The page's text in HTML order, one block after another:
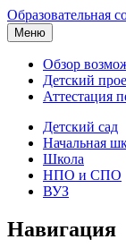
Образовательная
Меню
Обзор
Детский
Аттестация
Детский сад
Начальная
Школа
НПО и СПО
ВУЗ
Навигация